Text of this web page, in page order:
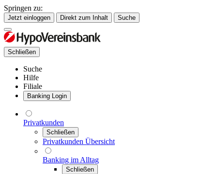
Springen zu:
Jetzt einloggen Direkt zum Inhalt Suche
Schließen
Suche
Hilfe
Filiale
Banking Login
Privatkunden
Schließen
Privatkunden Übersicht
Banking im Alltag
Schließen